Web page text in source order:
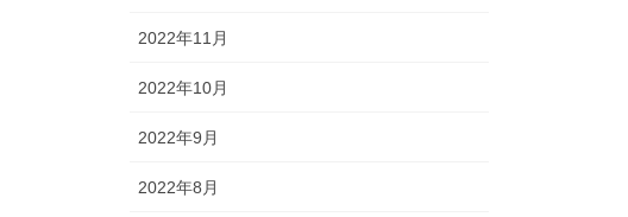
2022年11月
2022年10月
2022年9月
2022年8月